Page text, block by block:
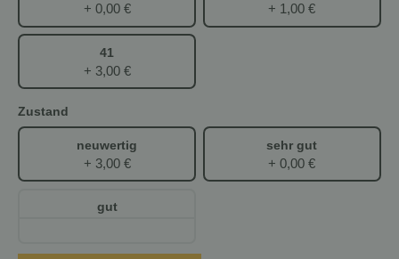
+ 0,00 € + 1,00 €
41
+ 3,00 €
Zustand
neuwertig
+ 3,00 €
sehr gut
+ 0,00 €
gut